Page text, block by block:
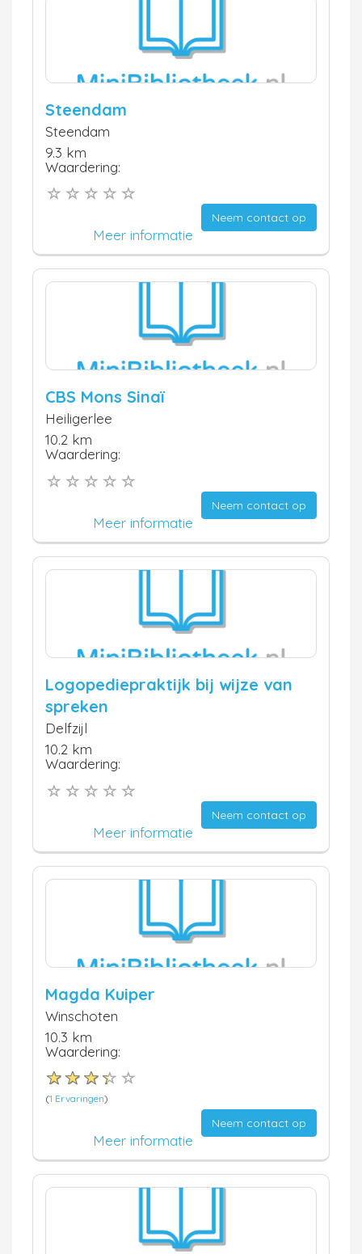
Steendam
Steendam
9.3 km
Waardering:
Neem contact op
Meer informatie
CBS Mons Sinaï
Heiligerlee
10.2 km
Waardering:
Neem contact op
Meer informatie
Logopediepraktijk bij wijze van
spreken
Delfzijl
10.2 km
Waardering:
Neem contact op
Meer informatie
Magda Kuiper
Winschoten
10.3 km
Waardering:
(1 Ervaringen)
Neem contact op
Meer informatie